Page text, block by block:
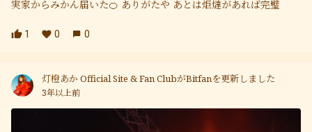
実家からみかん届いた🍊 ありがたや あとは炬燵があれば完璧
1 0 0
灯橙あか Official Site & Fan ClubがBitfanを更新しました
3年以上前